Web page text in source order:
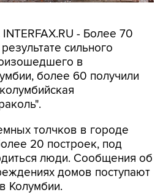
- Более 70
сильного
в
более 60 получили
толчков в городе
20 построек, под
люди. Сообщения об
домов поступают
Колумбии.